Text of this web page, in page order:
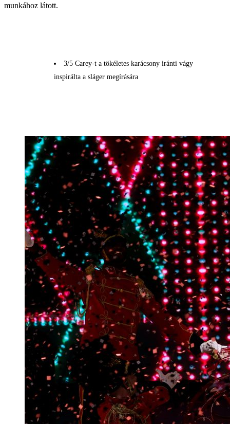
munkához látott.
3/5 Carey-t a tökéletes karácsony iránti vágy
inspirálta a sláger megírására